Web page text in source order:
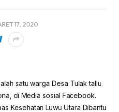
17, 2020
satu warga Desa Tulak tallu
di Media sosial Facebook.
Kesehatan Luwu Utara Dibantu